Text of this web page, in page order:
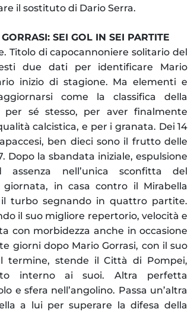
il sostituto di Dario Serra.
SEI GOL IN SEI PARTITE
Titolo di capocannoniere solitario del
due dati per identificare Mario
inizio di stagione. Ma elementi e
come la classifica della
per sé stesso, per aver finalmente
calcistica, e per i granata. Dei 14
ben dieci sono il frutto delle
Dopo la sbandata iniziale, espulsione
nell’unica sconfitta del
giornata, in casa contro il Mirabella
il turbo segnando in quattro partite.
il suo migliore repertorio, velocità e
con morbidezza anche in occasione
giorni dopo Mario Gorrasi, con il suo
stende il Città di Pompei,
interno ai suoi. Altra perfetta
e sfera nell’angolino. Passa un’altra
a lui per superare la difesa della